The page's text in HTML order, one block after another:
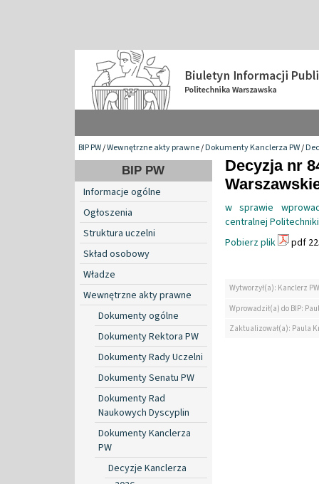
BIP PW/Wewnętrzne akty prawne/Dokumenty Kanclerza PW/
BIP PW
Informacje ogólne
Ogłoszenia
Struktura uczelni
Skład osobowy
Władze
Wewnętrzne akty prawne
Dokumenty ogólne
Dokumenty Rektora PW
Dokumenty Rady Uczelni
Dokumenty Senatu PW
Dokumenty Rad
Naukowych Dyscyplin
Dokumenty Kanclerza
PW
Decyzje Kanclerza
Decyzja nr
w sprawie
centralnej
Pobierz plik
pdf
Wytworzył(a): Kanclerz PW
Wprowadził(a) do BIP:
Zaktualizował(a): Paula